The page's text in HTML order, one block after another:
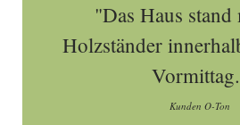
"Das Haus
Holzständer
Kunden O-Ton